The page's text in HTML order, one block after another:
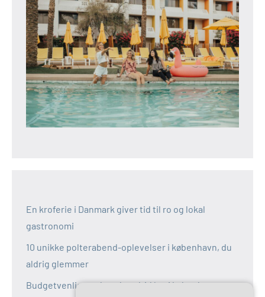
En kroferie i Danmark giver tid til ro og lokal
gastronomi
10 unikke polterabend-oplevelser i københavn, du
aldrig glemmer
Budgetvenlige polterabend-idéer i københavn